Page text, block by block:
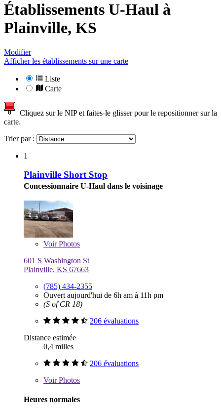
Établissements U-Haul à
Plainville, KS
Modifier
Afficher les établissements sur une carte
Liste
Carte
Cliquez sur le NIP et faites-le glisser pour le repositionner sur la
carte.
Trier par :
1
Plainville Short Stop
Concessionnaire U-Haul dans le voisinage
VoirPhotos
601 S Washington St
Plainville, KS 67663
(785) 434-2355
Ouvert aujourd'hui de 6h am à 11h pm
(S of CR 18)
206 évaluations
Distance estimée
0,4 milles
206 évaluations
VoirPhotos
Heures normales